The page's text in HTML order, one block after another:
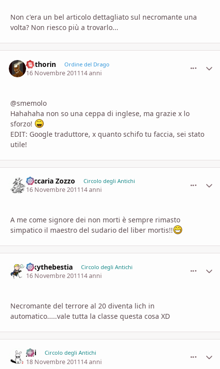
Non c'era un bel articolo dettagliato sul necromante una
volta? Non riesco più a trovarlo...
Dethorin Ordine del Drago
16 Novembre 201114 anni
@smemolo
Hahahaha non so una ceppa di inglese, ma grazie x lo
sforzo!
EDIT: Google traduttore, x quanto schifo tu faccia, sei stato
utile!
Zaccaria Zozzo Circolo degli Antichi
16 Novembre 201114 anni
A me come signore dei non morti è sempre rimasto
simpatico il maestro del sudario del liber mortis!!
Rikythebestia Circolo degli Antichi
16 Novembre 201114 anni
Necromante del terrore al 20 diventa lich in
automatico.....vale tutta la classe questa cosa XD
Ji ji Circolo degli Antichi
18 Novembre 201114 anni